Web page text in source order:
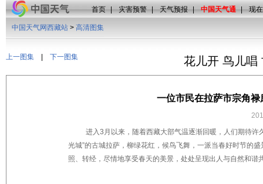
首页 | 灾害预警 | 天气预报 | 中国天气通 | 现
上一图集 下一图集
中国天气网西藏站 > 高清图集
花儿开 鸟儿唱
一位市民在拉萨市宗角
进入3月以来，随着西藏大部气温逐渐回暖，人们期待
光城”的古城拉萨，柳绿花红，候鸟飞舞，一派当春好时节的
照、转经，尽情地享受春天的美景，处处呈现出人与自然和谐